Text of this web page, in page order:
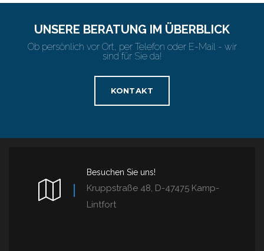
UNSERE BERATUNG IM ÜBERBLICK
Ob persönlich vor Ort, per Telefon oder E-Mail - wir
sind für Sie da!
KONTAKT
Besuchen Sie uns!
Kruppstraße 48, D-47475 Kamp-
Lintfort